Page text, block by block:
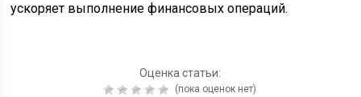
ускоряет выполнение финансовых операций.
Оценка статьи:
(пока оценок нет)